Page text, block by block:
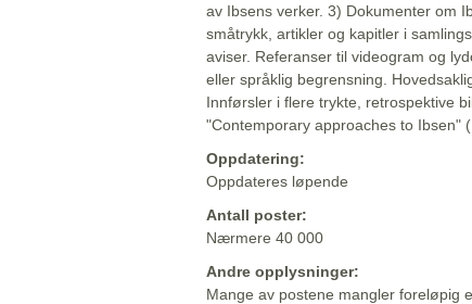
av Ibsens verker. 3) Dokumenter om
småtrykk, artikler og kapitler i
aviser. Referanser til videogram og
eller språklig begrensning.
Innførsler i flere trykte, retrospektive
"Contemporary approaches to Ibsen"
Oppdatering:
Oppdateres løpende
Antall poster:
Nærmere 40 000
Andre opplysninger:
Mange av postene mangler foreløpig